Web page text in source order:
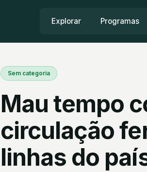
Explorar Programas
Sem categoria
Mau tempo
circulação
linhas do